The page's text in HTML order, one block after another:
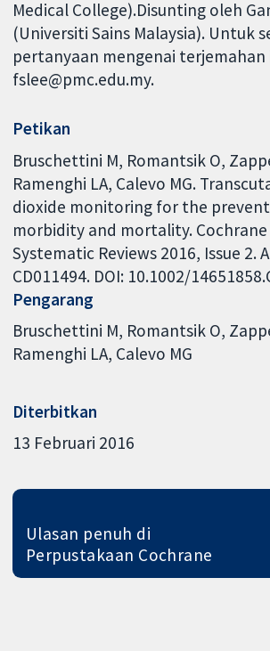
Medical College).Disunting oleh
(Universiti Sains Malaysia). Untuk
pertanyaan mengenai terjemahan
fslee@pmc.edu.my.
Petikan
Bruschettini M, Romantsik O,
Ramenghi LA, Calevo MG.
dioxide monitoring for the
morbidity and mortality.
Systematic Reviews 2016, Issue 2.
CD011494. DOI: 10.1002/
Pengarang
Bruschettini M Romantsik O
Ramenghi LA Calevo MG
Diterbitkan
13 Februari 2016
Ulasan penuh di
Perpustakaan Cochrane